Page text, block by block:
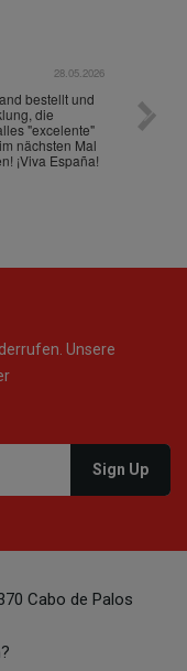
28.05.2026
bestellt und
die
"excelente"
nächsten Mal
¡Viva España!
Die
gut
ist
Unsere
Cabo de Palos